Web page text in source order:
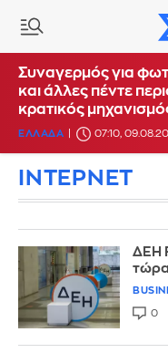
Συναγερμός για
και άλλες πέντε
κρατικός
ΕΛΛΑΔΑ 07:10,
ΙΝΤΕΡΝΕΤ
ΔΕΗ
0